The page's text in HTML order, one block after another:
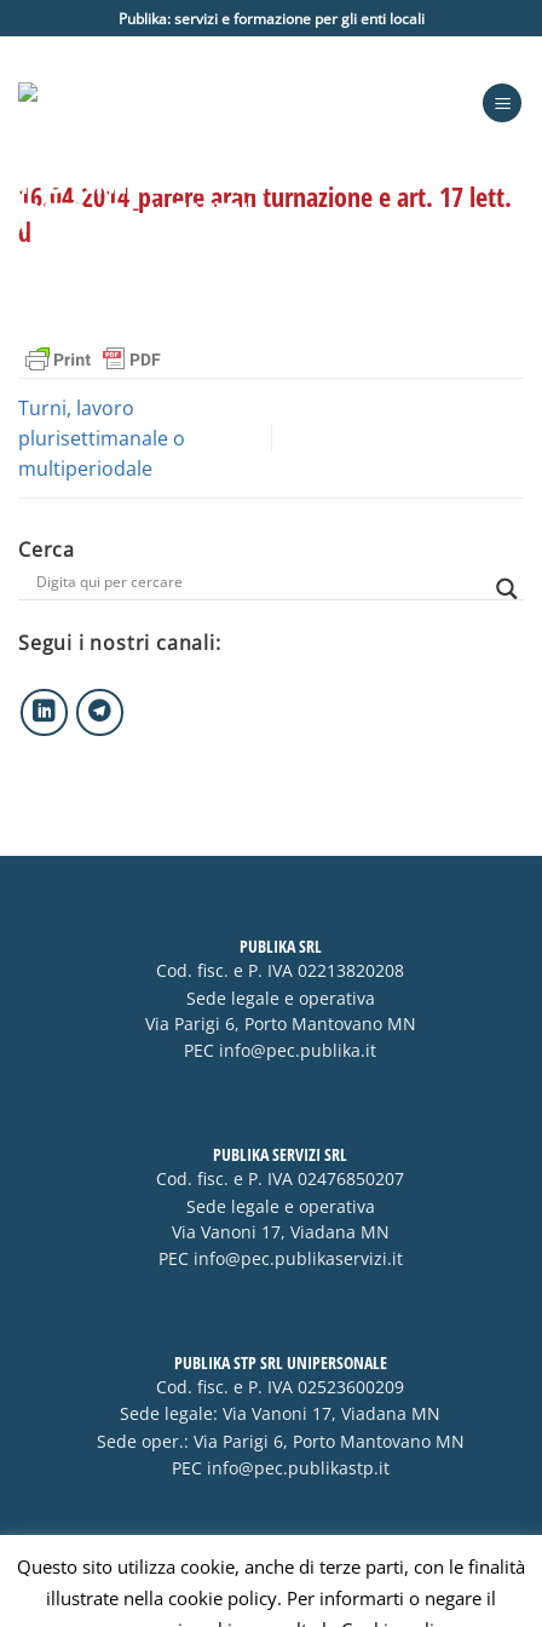
ai
Publika: servizi e formazione per gli enti locali
16.04.2014_parere aran turnazione e art. 17 lett.
d
Turni, lavoro
plurisettimanale o
multiperiodale
Cerca
Segui i nostri canali:
PUBLIKA SRL
Cod. fisc. e P. IVA 02213820208
Sede legale e operativa
Via Parigi 6, Porto Mantovano MN
PEC info@pec.publika.it
PUBLIKA SERVIZI SRL
Cod. fisc. e P. IVA 02476850207
Sede legale e operativa
Via Vanoni 17, Viadana MN
PEC info@pec.publikaservizi.it
PUBLIKA STP SRL UNIPERSONALE
Cod. fisc. e P. IVA 02523600209
Sede legale: Via Vanoni 17, Viadana MN
Sede oper.: Via Parigi 6, Porto Mantovano MN
PEC info@pec.publikastp.it
Visa PayPal Stripe MasterCardCash
On
Questo sito utilizza cookie, anche di terze parti, con le finalità
illustrate nella cookie policy. Per informarti o negare il